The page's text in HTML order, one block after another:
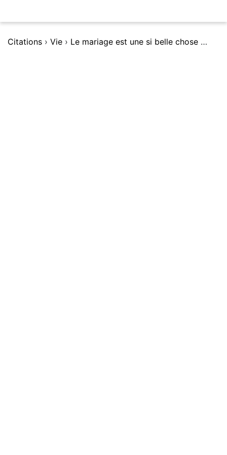
Citations › Vie › Le mariage est une si belle chose qu'il faut y penser pendant toute sa vie.